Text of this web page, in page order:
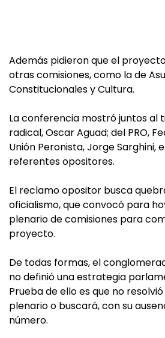
Además pidieron que el
otras comisiones, como la de
Constitucionales y Cultura.
La conferencia mostró juntos al
radical, Oscar Aguad; del PRO,
Unión Peronista, Jorge Sarghini,
referentes opositores.
El reclamo opositor busca
oficialismo, que convocó para
plenario de comisiones para
proyecto.
De todas formas, el
no definió una estrategia
Prueba de ello es que no
plenario o buscará, con su
número.